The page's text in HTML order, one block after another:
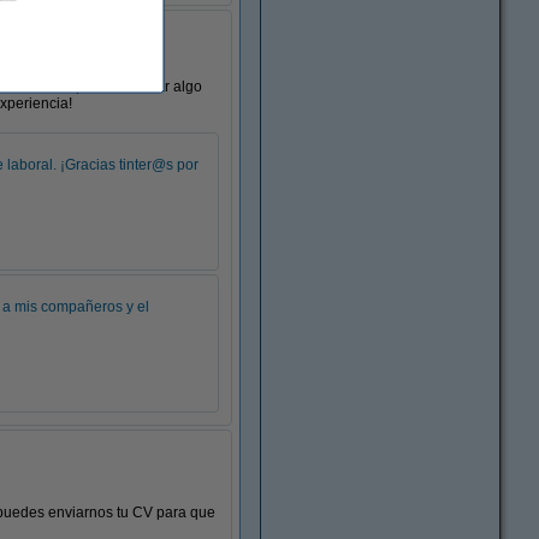
dice que no a tomar algo
¡Gracias tinter@s por
mis compañeros y el
enviarnos tu CV para que